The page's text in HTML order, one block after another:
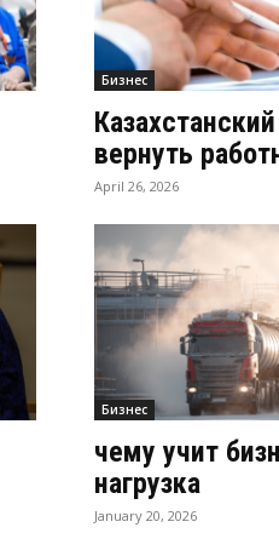
Бизнес
вернуть
April 26, 2026
Бизнес
чему учит
нагрузка
January 20, 2026